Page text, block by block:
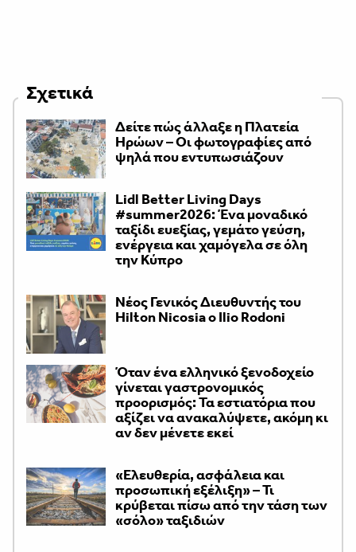
Σχετικά
Δείτε πώς άλλαξε η Πλατεία
Ηρώων – Οι φωτογραφίες από
ψηλά που εντυπωσιάζουν
Lidl Better Living Days
#summer2026: Ένα μοναδικό
ταξίδι ευεξίας, γεμάτο γεύση,
ενέργεια και χαμόγελα σε όλη
την Κύπρο
Νέος Γενικός Διευθυντής του
Hilton Nicosia ο Ilio Rodoni
Όταν ένα ελληνικό ξενοδοχείο
γίνεται γαστρονομικός
προορισμός: Τα εστιατόρια που
αξίζει να ανακαλύψετε, ακόμη κι
αν δεν μένετε εκεί
«Ελευθερία, ασφάλεια και
προσωπική εξέλιξη» – Τι
κρύβεται πίσω από την τάση των
«σόλο» ταξιδιών